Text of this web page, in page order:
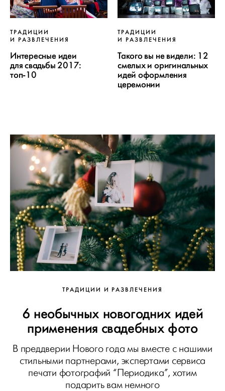
ТРАДИЦИИ
И РАЗВЛЕЧЕНИЯ
Интересные идеи
для свадьбы 2017:
топ-10
ТРАДИЦИИ
И РАЗВЛЕЧЕНИЯ
Такого вы не видели: 12
смелых и оригинальных
идей оформления
церемонии
ТРАДИЦИИ И РАЗВЛЕЧЕНИЯ
6 необычных новогодних идей
применения свадебных фото
В преддверии Нового года мы вместе с нашими
стильными партнерами, экспертами сервиса
печати фотографий “Периодика”, хотим
подарить вам немного